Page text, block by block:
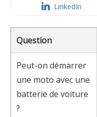
LinkedIn
Question
Peut-on démarrer
une moto avec une
batterie de voiture
?